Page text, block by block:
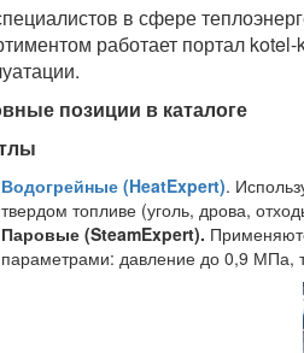
в сфере
работает портал
позиции в каталоге
Водогрейные (HeatExpert).
твердом топливе (уголь, дрова,
Паровые (SteamExpert).
параметрами: давление до 0,9 МПа,